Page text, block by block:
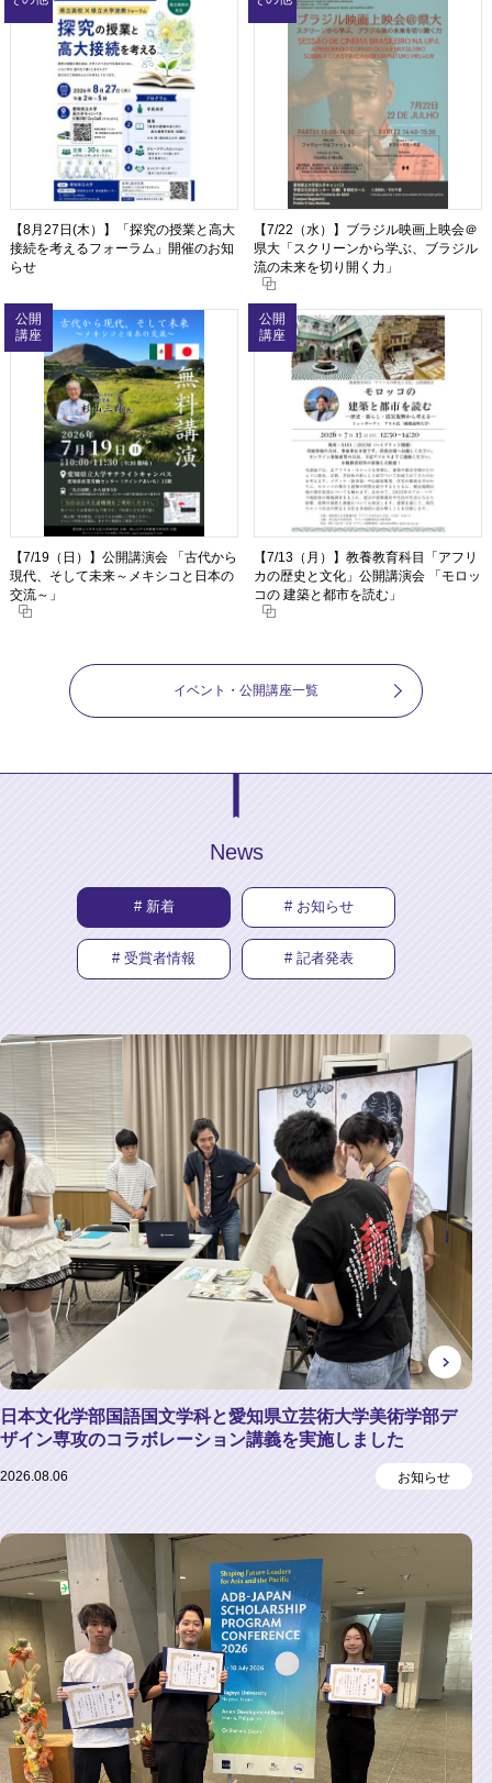
【8月27日(木）】「探究の授業と高大
接続を考えるフォーラム」開催のお知
らせ
【7/22（水）】ブラジル映画上映会＠
県大「スクリーンから学ぶ、ブラジル
流の未来を切り開く力」
【7/19（日）】公開講演会 「古代から
現代、そして未来～メキシコと日本の
交流～」
公開
講座
【7/13（月）】教養教育科目「アフリ
カの歴史と文化」公開講演会 「モロッ
コの 建築と都市を読む」
公開
講座
イベント・公開講座一覧
News
# 新着 # お知らせ
# 受賞者情報 # 記者発表
日本文化学部国語国文学科と愛知県立芸術大学美術学部デ
ザイン専攻のコラボレーション講義を実施しました
2026.08.06 お知らせ